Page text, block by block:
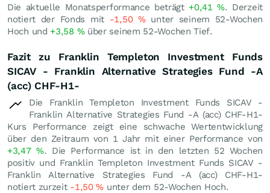
Die aktuelle Monatsperformance beträgt +0,41%. Derzeit
notiert der Fonds mit -1,50 %unter seinem 52-Wochen
Hoch und +3,58 %über seinem 52-Wochen Tief.
Fazit zu Franklin Templeton Investment Funds
SICAV - Franklin Alternative Strategies Fund -A
(acc) CHF-H1-
Die Franklin Templeton Investment Funds SICAV -
Franklin Alternative Strategies Fund -A (acc) CHF-H1-
Kurs Performance zeigt eine schwache Wertentwicklung
über den Zeitraum von 1 Jahr mit einer Performance von
+3,47 %. Die Performance ist in den letzten 52 Wochen
positiv und Franklin Templeton Investment Funds SICAV -
Franklin Alternative Strategies Fund -A (acc) CHF-H1-
notiert zurzeit -1,50% unter dem 52-Wochen Hoch.